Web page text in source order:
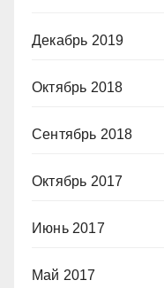
Декабрь 2019
Октябрь 2018
Сентябрь 2018
Октябрь 2017
Июнь 2017
Май 2017